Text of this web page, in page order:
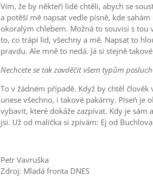
Vím, že by někteří lidé chtěli, abych se
a potěší mě napsat vedle písně, kde
okoralým chlebem. Možná to souvisí s tou
to, co trápí lid, všechny a mě. Napsat to
pravdu. Ale mně to nedá. Já si stejně
Nechcete se tak zavděčit všem typům
To v žádném případě. Když by chtěl
unese všechno, i takové pakárny. Píseň je
vybavit, které dokáže zazpívat. Kdy je sám
jsi. Už od malička si zpívám: Ej od
Petr Vavruška
Zdroj: Mladá fronta DNES